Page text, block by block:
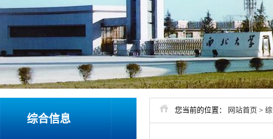
综合信息
您当前的位置： 网站首页 >